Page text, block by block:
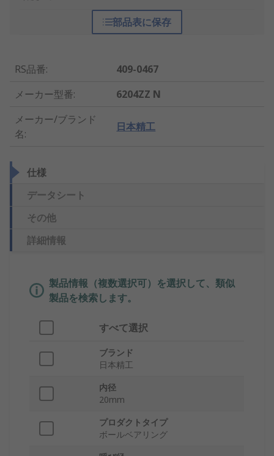
部品表に保存
RS品番:
409-0467
メーカー型番:
6204ZZ N
メーカー/ブランド
名:
日本精工
仕様
データシート
その他
詳細情報
製品情報（複数選択可）を選択して、類似
製品を検索します。
すべて選択
ブランド
日本精工
内径
20mm
プロダクトタイプ
ボールベアリング